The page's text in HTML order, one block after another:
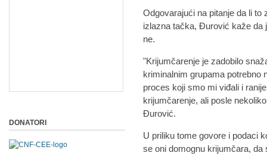
Odgovarajući na pitanje da li
izlazna tačka, Đurović kaže da
ne.
"Krijumčarenje je zadobilo
kriminalnim grupama potrebno
proces koji smo mi viđali i
krijumčarenje, ali posle
Đurović.
U priliku tome govore i podaci
se oni domognu krijumčara,
DONATORI